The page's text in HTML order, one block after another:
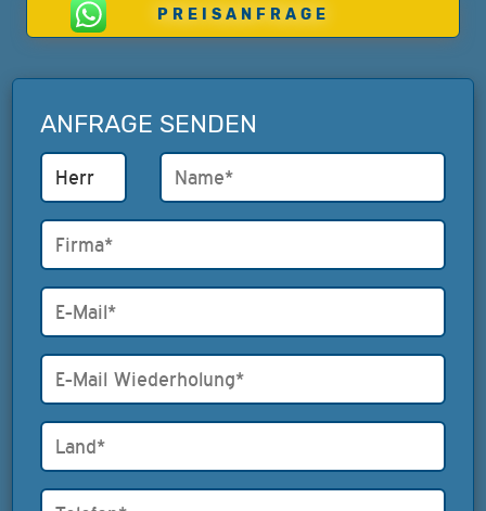
PREISANFRAGE
ANFRAGE SENDEN